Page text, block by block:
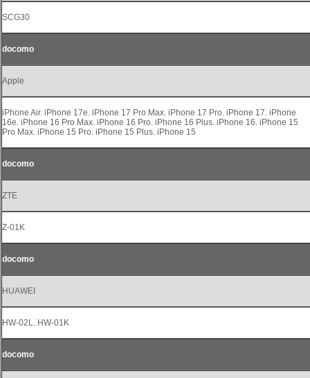
SCG30
docomo
Apple
iPhone Air. iPhone 17e. iPhone 17 Pro Max. iPhone 17 Pro. iPhone 17. iPhone
16e. iPhone 16 Pro Max. iPhone 16 Pro. iPhone 16 Plus. iPhone 16. iPhone 15
Pro Max. iPhone 15 Pro. iPhone 15 Plus. iPhone 15
docomo
ZTE
Z-01K
docomo
HUAWEI
HW-02L. HW-01K
docomo